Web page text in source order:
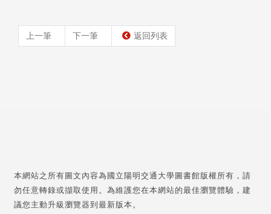
上一筆 下一筆 返回列表
本網站之所有圖文內容為國立陽明交通大學圖書館版權所有，請
勿任意轉錄或擷取使用。為維護您在本網站的最佳瀏覽體驗，建
議您主動升級瀏覽器到最新版本。